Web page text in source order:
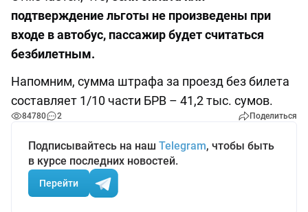
подтверждение льготы не произведены при
входе в автобус, пассажир будет считаться
безбилетным.
Напомним, сумма штрафа за проезд без билета
составляет 1/10 части БРВ – 41,2 тыс. сумов.
84780 2 Поделиться
Подписывайтесь на наш Telegram, чтобы быть
в курсе последних новостей.
Перейти